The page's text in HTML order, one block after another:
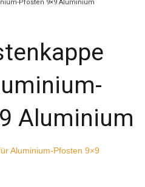
Pfosten 9×9 Aluminium
Aluminium